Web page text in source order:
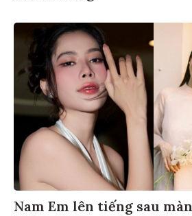
Nam Em lên tiếng sau